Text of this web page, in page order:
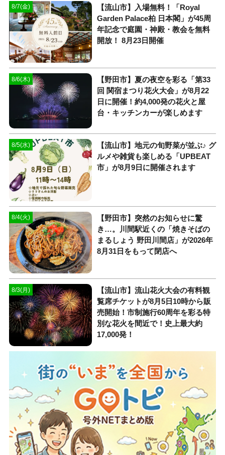
8/7(金)
【流山市】入場無料！「Royal
Garden Palace柏 日本閣」が45周
年記念で庭園・神殿・教会を無料
開放！ 8月23日開催
8/6(木)
【野田市】夏の夜空を彩る「第33
回 関宿まつり花火大会」が8月22
日に開催！約4,000発の花火と屋
台・キッチンカーが楽しめます
8/5(水)
【流山市】地元の旬野菜が並ぶ♪ グ
ルメや雑貨も楽しめる「UPBEAT
市」が8月9日に開催されます
8/4(火)
【野田市】突然のお知らせに驚
き…。川間駅近くの「焼きそばの
まるしょう 野田川間店」が2026年
8月31日をもって閉店へ
8/3(月)
【流山市】流山花火大会の有料観
覧席チケットが8月5日10時から販
売開始！市制施行60周年を彩る特
別な花火を間近で！史上最大約
17,000発！